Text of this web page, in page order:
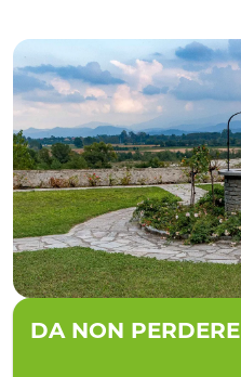
DA NON PERDERE